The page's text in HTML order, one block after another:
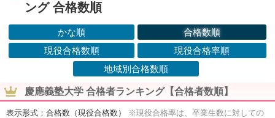
ング 合格数順
かな順
合格数順
現役合格数順
現役合格率順
地域別合格数順
慶應義塾大学 合格者ランキング【合格者数順】
表示形式：合格数（現役合格数）
※現役合格率は、卒業生数に対しての